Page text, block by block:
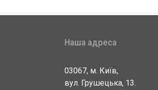
Наша адреса
03067, м. Київ,
вул. Грушецька, 13.